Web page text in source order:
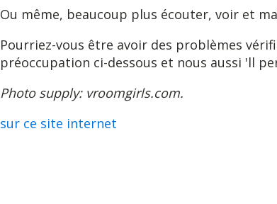
Ou même, beaucoup plus écouter, voir et
Pourriez-vous être avoir des problèmes
préoccupation ci-dessous et nous aussi 'll
Photo supply: vroomgirls.com.
sur ce site internet